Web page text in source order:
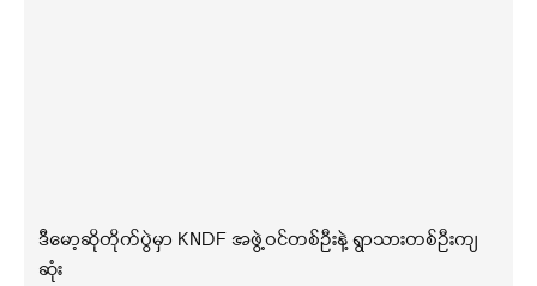
ဒီမော့ဆိုတိုက်ပွဲမှာ KNDF အဖွဲ့ဝင်တစ်ဦးနဲ့ ရွာသားတစ်ဦးကျ
ဆုံး